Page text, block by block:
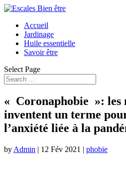
Accueil
Jardinage
Huile essentielle
Savoir être
Select Page
« Coronaphobie »: les
inventent un terme
l’anxiété liée à la
by Admin | 12 Fév 2021 | phobie